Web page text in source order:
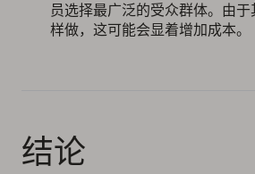
员选择最广泛的受众群体。由
样做，这可能会显着增加成本。
结论